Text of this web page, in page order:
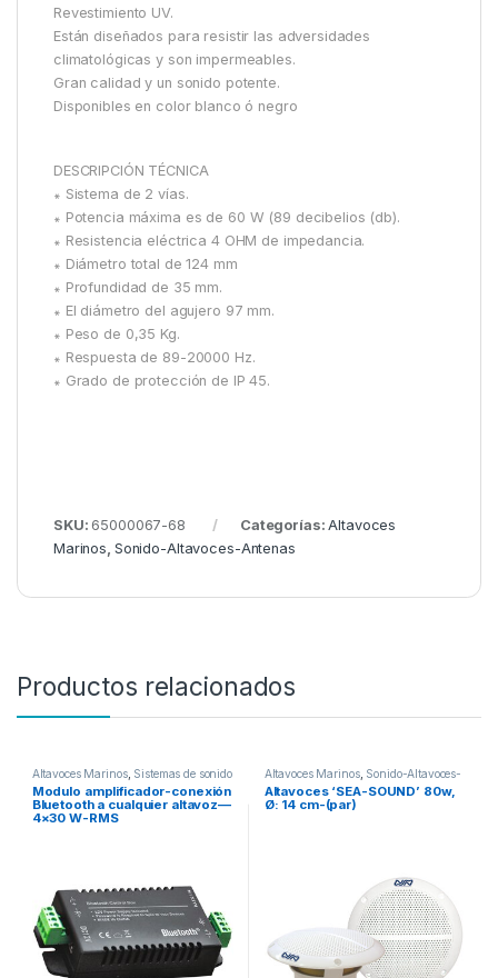
Revestimiento UV.
Están diseñados para resistir las adversidades
climatológicas y son impermeables.
Gran calidad y un sonido potente.
Disponibles en color blanco ó negro
DESCRIPCIÓN TÉCNICA
꘎ Sistema de 2 vías.
꘎ Potencia máxima es de 60 W (89 decibelios (db).
꘎ Resistencia eléctrica 4 OHM de impedancia.
꘎ Diámetro total de 124 mm
꘎ Profundidad de 35 mm.
꘎ El diámetro del agujero 97 mm.
꘎ Peso de 0,35 Kg.
꘎ Respuesta de 89-20000 Hz.
꘎ Grado de protección de IP 45.
SKU: 65000067-68 Categorías:Altavoces
Marinos, Sonido-Altavoces-Antenas
Productos relacionados
Altavoces Marinos, Sistemas de sonido
Modulo amplificador-conexión
Bluetooth a cualquier altavoz—
4×30 W-RMS
Altavoces Marinos, Sonido-Altavoces-
Antenas
Altavoces ‘SEA-SOUND’ 80w,
Ø: 14 cm-(par)